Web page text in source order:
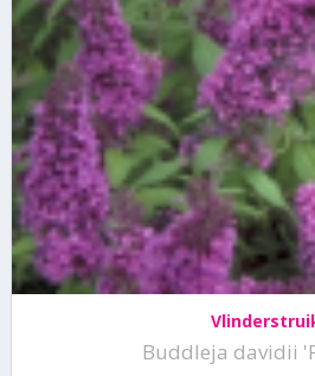
Buddleja davidii